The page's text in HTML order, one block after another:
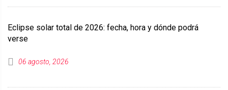
Eclipse solar total de 2026: fecha, hora y dónde podrá
verse
06 agosto, 2026